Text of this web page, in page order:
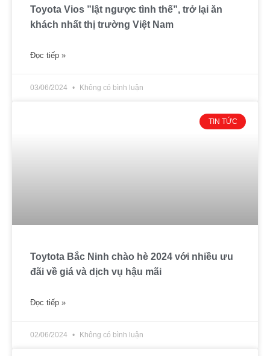
Toyota Vios ”lật ngược tình thế”, trở lại ăn
khách nhất thị trường Việt Nam
Đọc tiếp »
03/06/2024 Không có bình luận
TIN TỨC
Toytota Bắc Ninh chào hè 2024 với nhiều ưu
đãi về giá và dịch vụ hậu mãi
Đọc tiếp »
02/06/2024 Không có bình luận